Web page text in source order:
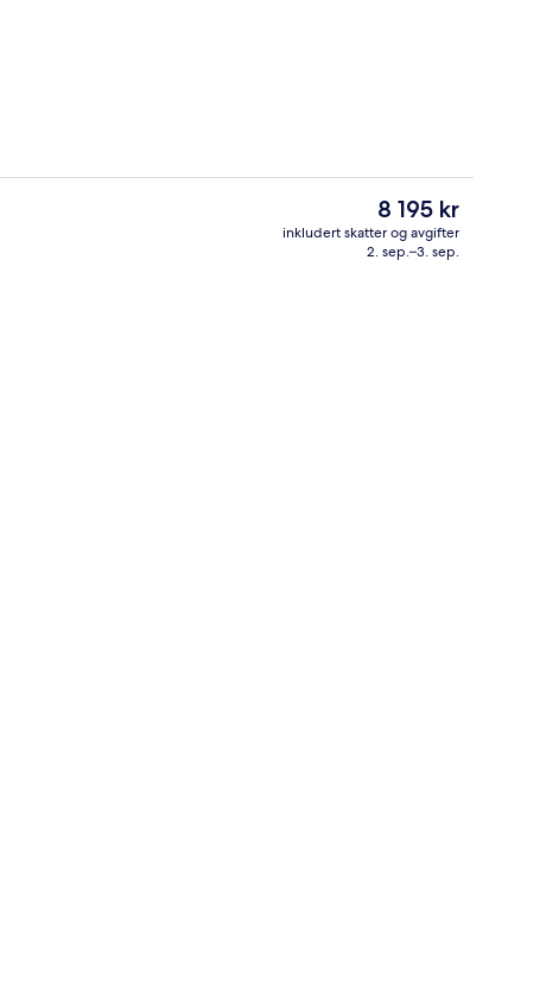
Den
nåværende
prisen
8 195 kr
inkludert skatter og avgifter
2. sep.–3. sep.